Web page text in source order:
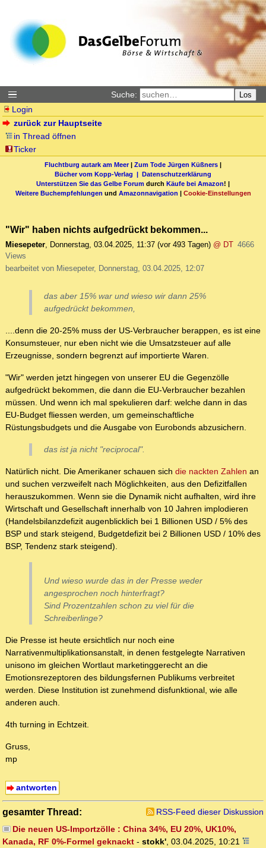
Suche: Los
Login
zurück zur Hauptseite
in Thread öffnen
Ticker
Fluchtburg autark am Meer| Zum Tode Jürgen Küßners |
Bücher vom Kopp-Verlag | Datenschutzerklärung
Unterstützen Sie das Gelbe Forum durch Käufe bei Amazon! |
Weitere Buchempfehlungen und Amazonnavigation | Cookie-Einstellungen
"Wir" haben nichts aufgedrückt bekommen...
Miesepeter, Donnerstag, 03.04.2025, 11:37 (vor 493 Tagen) @ DT 4666
Views
bearbeitet von Miesepeter, Donnerstag, 03.04.2025, 12:07
das aber 15% war und wieso wir dann 25%
aufgedrückt bekommen,
....denn die 20-25% muss der US-Verbraucher berappen, es ist eine
Konsumsteuer, nur eben nicht wie die Umsatzsteuer auf alle
Erzeugnisse, sondern begrenzt auf importierte Waren.
"Wir" werden jetzt hingegen von unserer EU die Gegenzölle
aufgedrückt bekommen, die dann die EU-Verbraucher bezahlen
müssen. Und wenn ich mal spekulieren darf: welche dann in das
EU-Budget fliessen werden, um gemeinschaftliche
Rüstungsbudgets und die Ausgabe von Eurobonds abzusichern.
das ist ja nicht "reciprocal".
Natürlich nicht. Die Amerikaner schauen sich die nackten Zahlen an
und suchen verzweifelt nach Möglichkeiten, aus den Defizitfallen
herauszukommen. Wenn sie die Dynamik nicht aufhalten, wird ihre
Wirtschaft und Gesellschaft innerhalb von 10 Jahren implodieren
(Handelsbilanzdefizit augenblicklich bei 1 Billionen USD / 5% des
BSP und stark steigend, Budgetdefizit bei 2 Billionen USD / 10% des
BSP, Tendenz stark steigend).
Und wieso wurde das in der Presse weder
angesprochen noch hinterfragt?
Sind Prozentzahlen schon zu viel für die
Schreiberlinge?
Die Presse ist heute ersichtlich nur noch eine
Narrativenmultiplikationsanstalt, in denen festgelegte Narrativen
unisono im gleichen Wortlaut marketinggerecht an die
Emotionsrezeptoren des bildungsfernen Publikums verbreitet
werden. Diese Institution ist zunehmend disfunktional, wie alle
anderen auch.
4th turning in Echtzeit.
Gruss,
mp
antworten
gesamter Thread:
RSS-Feed dieser Diskussion
Die neuen US-Importzölle : China 34%, EU 20%, UK10%,
Kanada, RF 0%-Formel geknackt - stokk', 03.04.2025, 10:21